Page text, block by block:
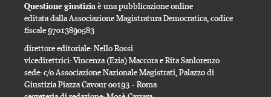
Questione giustiziaè una pubblicazione online
editata dalla Associazione Magistratura Democratica, codice
fiscale 97013890583
direttore editoriale: Nello Rossi
vicedirettrici: Vincenza (Ezia) Maccora e Rita Sanlorenzo
sede: c/o Associazione Nazionale Magistrati, Palazzo di
Giustizia Piazza Cavour 00193 - Roma